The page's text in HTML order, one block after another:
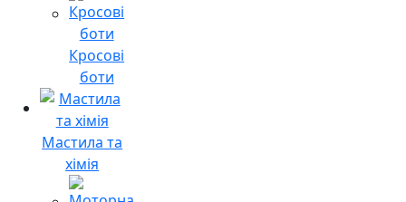
Кросові
боти
Мастила та
хімія